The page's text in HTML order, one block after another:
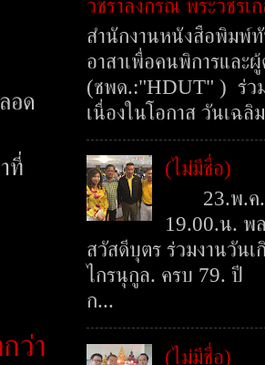
อด
ที่
ว่า
วชิราลงกรณ พระวชิรเ
สำนักงานหนังสือพิมพ์
อาสาเพื่อคนพิการและ
(ชพด.:"HDUT" ) ร่วม
เนื่องในโอกาส วันเฉลิ
(ไม่มีชื่อ)
23.พ.ค
19.00.น. พ
สวัสดีบุตร ร่วมงานวัน
ไกรนุกูล. ครบ 79.
ก...
(ไม่มีชื่อ)